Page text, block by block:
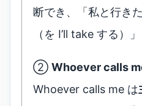
断でき、「私と行き
（を I’ll take する）
② Whoever calls
Whoever calls me は